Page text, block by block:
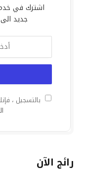
اشترك في
جديد
بالتسجيل ،
رائج الآن